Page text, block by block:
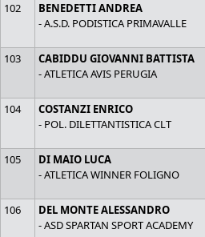
102
BENEDETTI ANDREA
- A.S.D. PODISTICA PRIMAVALLE
103
CABIDDU GIOVANNI BATTISTA
- ATLETICA AVIS PERUGIA
104
COSTANZI ENRICO
- POL. DILETTANTISTICA CLT
105
DI MAIO LUCA
- ATLETICA WINNER FOLIGNO
106
DEL MONTE ALESSANDRO
- ASD SPARTAN SPORT ACADEMY